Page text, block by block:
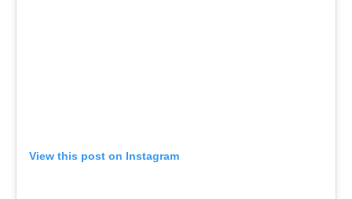
View this post on Instagram